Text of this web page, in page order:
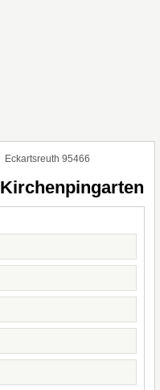
Eckartsreuth 95466